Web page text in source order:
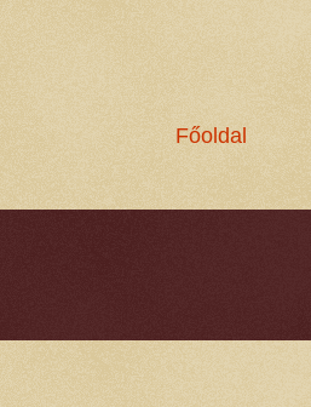
Főoldal